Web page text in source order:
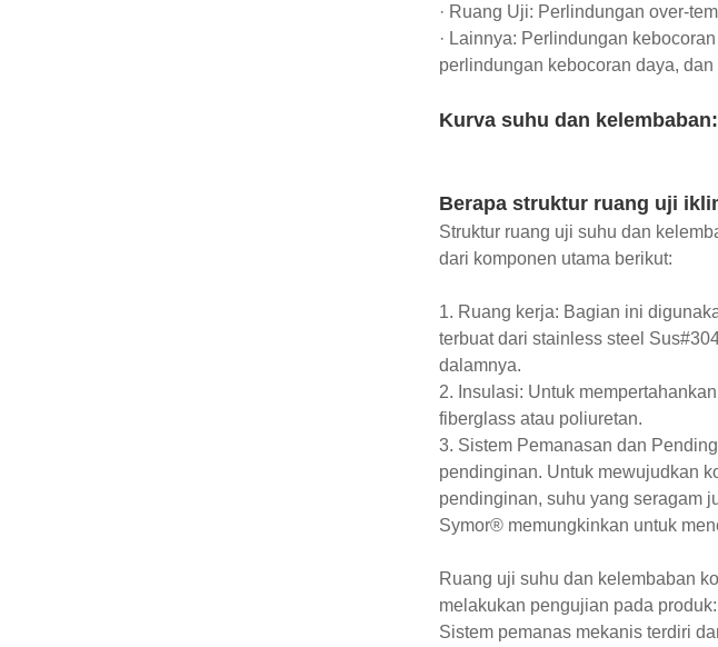
· Ruang Uji: Perlindungan over-
· Lainnya: Perlindungan
perlindungan kebocoran daya,
Kurva suhu dan kelembaban:
Berapa struktur ruang uji
Struktur ruang uji suhu dan
dari komponen utama berikut:
1. Ruang kerja: Bagian ini
terbuat dari stainless steel
dalamnya.
2. Insulasi: Untuk
fiberglass atau poliuretan.
3. Sistem Pemanasan dan
pendinginan. Untuk mewujudkan
pendinginan, suhu yang seragam
Symor® memungkinkan untuk
Ruang uji suhu dan kelembaban
melakukan pengujian pada produk:
Sistem pemanas mekanis terdiri